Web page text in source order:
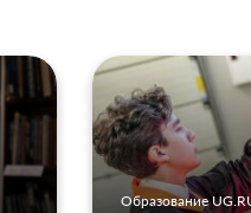
Образование